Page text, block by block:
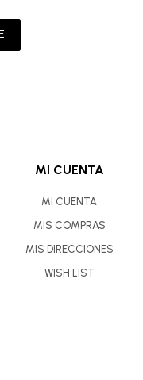
MI CUENTA
MI CUENTA
MIS COMPRAS
MIS DIRECCIONES
WISH LIST